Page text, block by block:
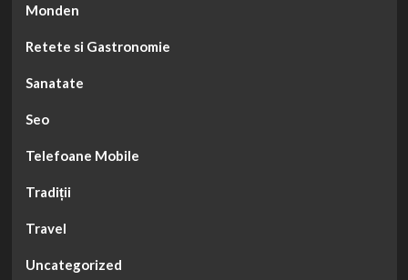
Monden
Retete si Gastronomie
Sanatate
Seo
Telefoane Mobile
Tradiții
Travel
Uncategorized